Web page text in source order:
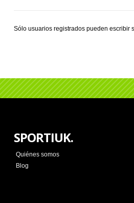
Sólo usuarios registrados pueden escribir
SPORTIUK.
Quiénes somos
Blog